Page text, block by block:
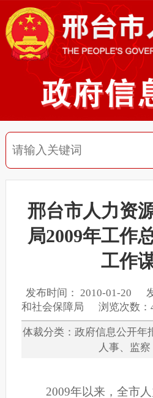
邢台市人力资
局2009年工作
工作
发布时间： 2010-01-20
和社会保障局 浏览次数
体裁分类：政府信息公开
人事、
2009年以来， 全市